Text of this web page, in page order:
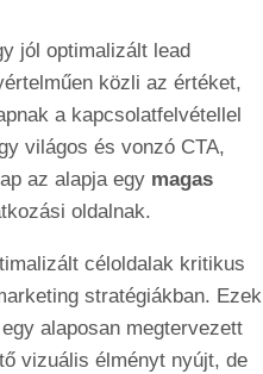
jól optimalizált lead
közli az értéket,
a kapcsolatfelvétellel
világos és vonzó CTA,
az alapja egy magas
oldalnak.
céloldalak kritikus
stratégiákban. Ezek
alaposan megtervezett
vizuális élményt nyújt, de